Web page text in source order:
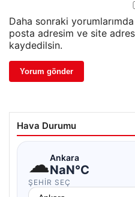
Daha sonraki
posta adresim ve site
kaydedilsin.
Hava Durumu
☁Ankara
NaN°C
ŞEHIR SEÇ